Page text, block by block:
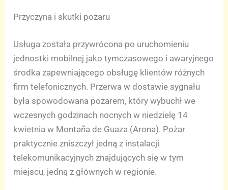
Przyczyna i skutki pożaru
Usługa została przywrócona po uruchomieniu
jednostki mobilnej jako tymczasowego i awaryjnego
środka zapewniającego obsługę klientów różnych
firm telefonicznych. Przerwa w dostawie sygnału
była spowodowana pożarem, który wybuchł we
wczesnych godzinach nocnych w niedzielę 14
kwietnia w Montaña de Guaza (Arona). Pożar
praktycznie zniszczył jedną z instalacji
telekomunikacyjnych znajdujących się w tym
miejscu, jedną z głównych w regionie.